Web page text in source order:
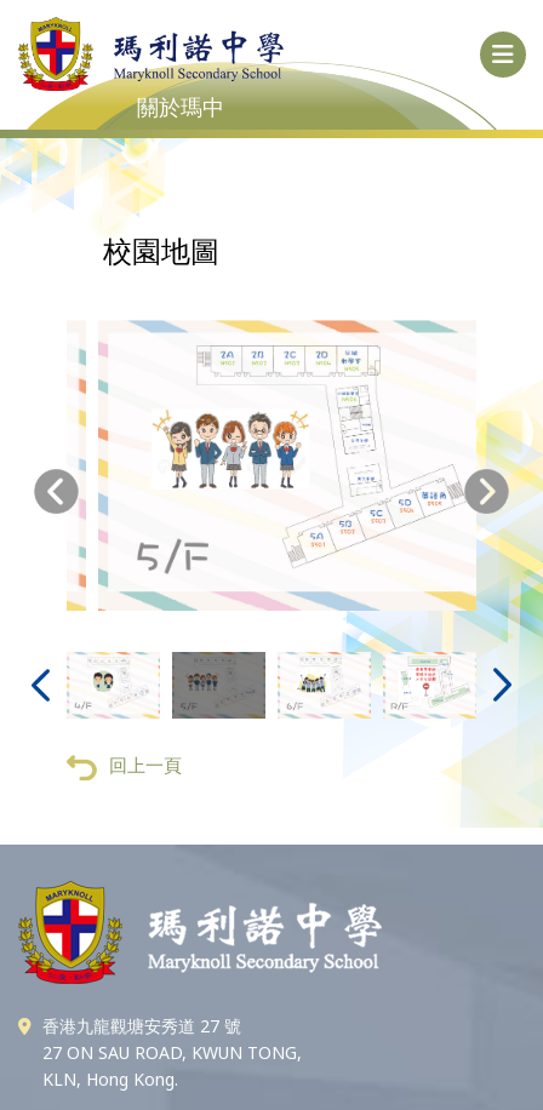
關於瑪中
校園地圖
回上一頁
香港九龍觀塘安秀道 27 號
27 ON SAU ROAD, KWUN TONG,
KLN, Hong Kong.